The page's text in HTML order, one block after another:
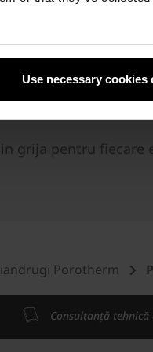
Use necessary cookies
este cu
grija pentru fiecare
Porotherm
Consultanță